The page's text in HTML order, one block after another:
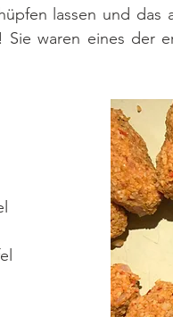
lassen und
Sie waren eines der